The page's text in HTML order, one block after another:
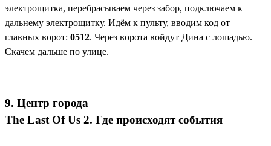
электрощитка, перебрасываем через забор, подключаем к
дальнему электрощитку. Идём к пульту, вводим код от
главных ворот: 0512. Через ворота войдут Дина с лошадью.
Скачем дальше по улице.
9. Центр города
The Last Of Us 2. Где происходят события